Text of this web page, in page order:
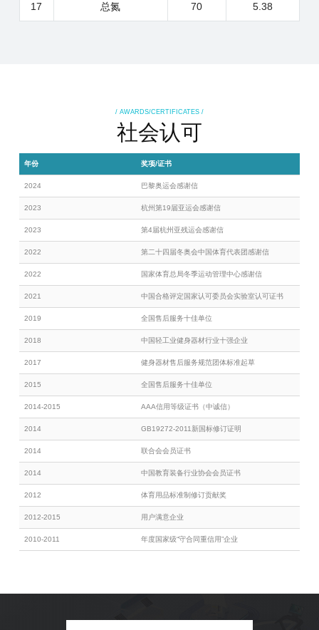
17 总氮 70 5.38
/ AWARDS/CERTIFICATES /
社会认可
年份 奖项/证书
2024 巴黎奥运会感谢信
2023 杭州第19届亚运会感谢信
2023 第4届杭州亚残运会感谢信
2022 第二十四届冬奥会中国体育代表团感谢信
2022 国家体育总局冬季运动管理中心感谢信
2021 中国合格评定国家认可委员会实验室认可证书
2019 全国售后服务十佳单位
2018 中国轻工业健身器材行业十强企业
2017 健身器材售后服务规范团体标准起草
2015 全国售后服务十佳单位
2014-2015 AAA信用等级证书（中诚信）
2014 GB19272-2011新国标修订证明
2014 联合会会员证书
2014 中国教育装备行业协会会员证书
2012 体育用品标准制修订贡献奖
2012-2015 用户满意企业
2010-2011 年度国家级“守合同重信用”企业